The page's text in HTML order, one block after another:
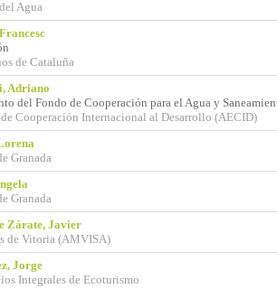
Agua
de Cataluña
Adriano
del Fondo de Cooperación para el Agua y
Cooperación Internacional al Desarrollo (AECID)
Granada
Granada
Zárate, Javier
de Vitoria (AMVISA)
Jorge
Integrales de Ecoturismo